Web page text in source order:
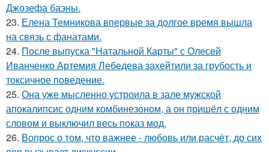
Джозефа баэны.
23. Елена Темникова впервые за долгое время вышла
на связь с фанатами.
24. После выпуска "Натальной Карты" с Олесей
Иванченко Артемия Лебедева захейтили за грубость и
токсичное поведение.
25. Она уже мысленно устроила в зале мужской
апокалипсис одним комбинезоном, а он пришёл с одним
словом и выключил весь показ мод.
26. Вопрос о том, что важнее - любовь или расчёт, до сих